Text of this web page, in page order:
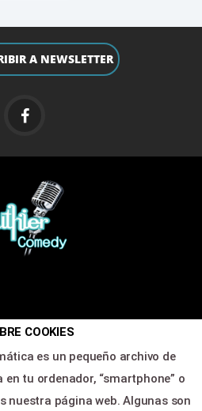
COOKIES
es un pequeño archivo de
tu ordenador, “smartphone” o
nuestra página web. Algunas son